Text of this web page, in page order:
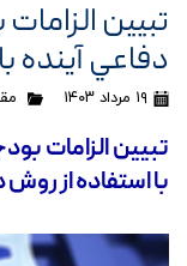
تبيين
دفاعي آينده
۱۹ مرداد ۱۴۰۳
تبيين الزامات
با استفاده از